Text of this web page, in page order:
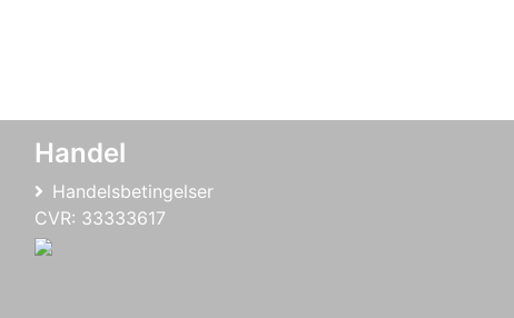
Handel
Handelsbetingelser
CVR: 33333617